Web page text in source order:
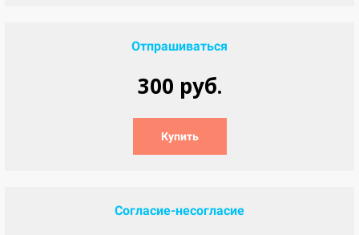
Отпрашиваться
300 руб.
Купить
Согласие-несогласие